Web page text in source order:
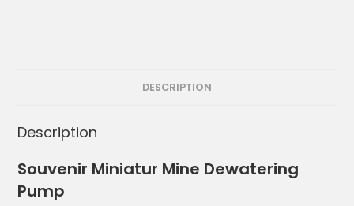
DESCRIPTION
Description
Souvenir Miniatur Mine Dewatering
Pump